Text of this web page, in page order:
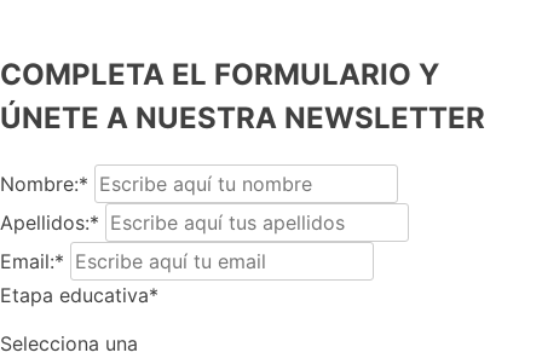
COMPLETA EL FORMULARIO Y
ÚNETE A NUESTRA NEWSLETTER
Nombre:*
Apellidos:*
Email:*
Etapa educativa*
Selecciona una